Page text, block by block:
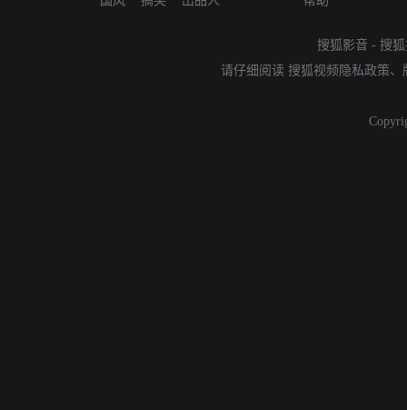
搜狐影音 - 搜
请仔细阅读 搜狐视频隐私政策、